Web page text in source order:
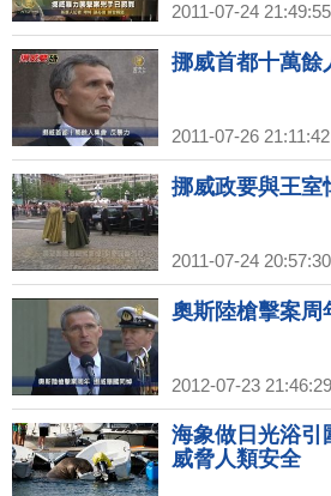
2011-07-24 21:49:55
挪威首都十萬餘
2011-07-26 21:11:42
挪威政要與王室
2011-07-24 20:57:30
奧斯陸槍擊案周
2012-07-23 21:46:29
海象做日光浴引
威脅人類安全